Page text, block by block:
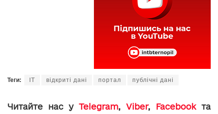
Теги: ІТ відкриті дані портал публічні дані
Читайте нас у Telegram, Viber, Facebookта